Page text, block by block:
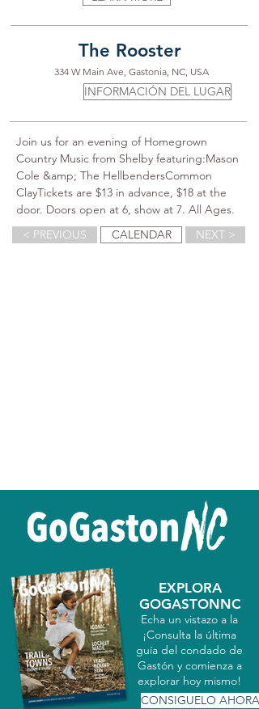
The Rooster
334 W Main Ave, Gastonia, NC, USA
INFORMACIÓN DEL LUGAR
Join us for an evening of Homegrown
Country Music from Shelby featuring:Mason
Cole &amp; The HellbendersCommon
ClayTickets are $13 in advance, $18 at the
door. Doors open at 6, show at 7. All Ages.
< PREVIOUS
CALENDAR NEXT >
EXPLORA
GOGASTONNC
Echa un vistazo a la
¡Consulta la última
guía del condado de
Gastón y comienza a
explorar hoy mismo!
CONSIGUELO AHORA